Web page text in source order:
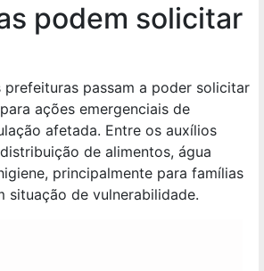
podem solicitar
prefeituras passam a poder solicitar
ações emergenciais de
afetada. Entre os auxílios
de alimentos, água
principalmente para famílias
situação de vulnerabilidade.